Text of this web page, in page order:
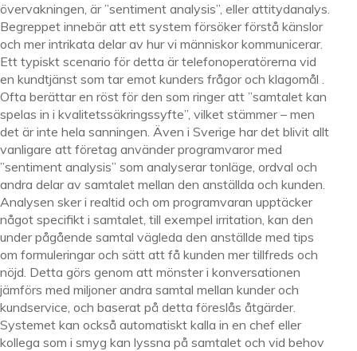
övervakningen, är ”sentiment analysis”, eller attitydanalys.
Begreppet innebär att ett system försöker förstå känslor
och mer intrikata delar av hur vi människor kommunicerar.
Ett typiskt scenario för detta är telefonoperatörerna vid
en kundtjänst som tar emot kunders frågor och klagomål .
Ofta berättar en röst för den som ringer att ”samtalet kan
spelas in i kvalitetssäkringssyfte”, vilket stämmer – men
det är inte hela sanningen. Även i Sverige har det blivit allt
vanligare att företag använder programvaror med
”sentiment analysis” som analyserar tonläge, ordval och
andra delar av samtalet mellan den anställda och kunden.
Analysen sker i realtid och om programvaran upptäcker
något specifikt i samtalet, till exempel irritation, kan den
under pågående samtal vägleda den anställde med tips
om formuleringar och sätt att få kunden mer tillfreds och
nöjd. Detta görs genom att mönster i konversationen
jämförs med miljoner andra samtal mellan kunder och
kundservice, och baserat på detta föreslås åtgärder.
Systemet kan också automatiskt kalla in en chef eller
kollega som i smyg kan lyssna på samtalet och vid behov